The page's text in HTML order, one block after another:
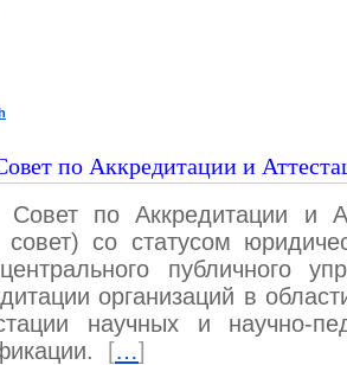
по Аккредитации и
Совет по Аккредитации и
со статусом
публичного
организаций в
научных и научно-
[…]